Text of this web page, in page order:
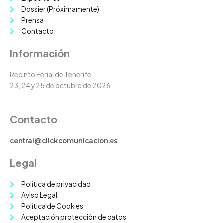
m
Dossier (Próximamente)
Prensa
Contacto
Información
Recinto Ferial de Tenerife
23, 24 y 25 de octubre de 2026
Contacto
central@clickcomunicacion.es
Legal
Política de privacidad
Aviso Legal
Política de Cookies
Aceptación protección de datos